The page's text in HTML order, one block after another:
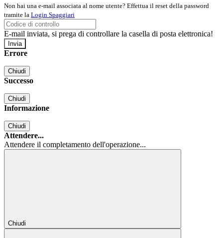
Non hai una e-mail associata al nome utente? Effettua il reset della password
tramite la Login Spaggiari
E-mail inviata, si prega di controllare la casella di posta elettronica!
Errore
Chiudi
Successo
Chiudi
Informazione
Chiudi
Attendere...
Attendere il completamento dell'operazione...
Chiudi